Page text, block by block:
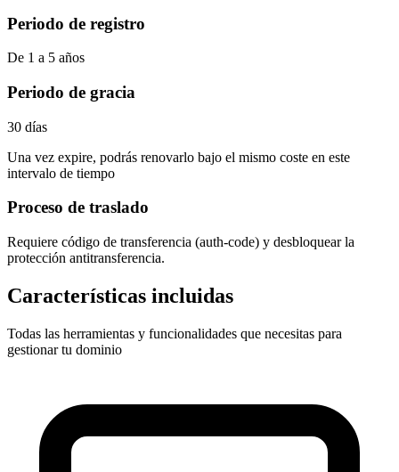
Periodo de registro
De 1 a 5 años
Periodo de gracia
30 días
Una vez expire, podrás renovarlo bajo el mismo coste en este
intervalo de tiempo
Proceso de traslado
Requiere código de transferencia (auth-code) y desbloquear la
protección antitransferencia.
Características incluidas
Todas las herramientas y funcionalidades que necesitas para
gestionar tu dominio